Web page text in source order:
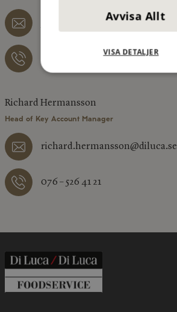
jane.sernemo@diluca.se
Richard Hermansson
Head of Key Account Manager
richard.hermansson@diluca.se
076 – 526 41 21
Avvisa Allt
VISA DETALJER